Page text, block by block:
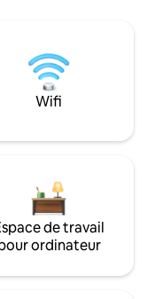
Wifi
de travail
ordinateur